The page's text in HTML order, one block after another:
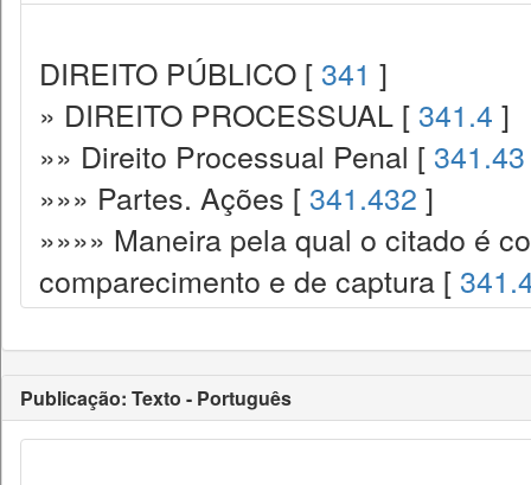
DIREITO PÚBLICO [ 341 ]
» DIREITO PROCESSUAL [ 341.4 ]
»» Direito Processual Penal [ 341.43
»»» Partes. Ações [ 341.432 ]
»»»» Maneira pela qual o citado é
comparecimento e de captura [
Publicação: Texto - Português